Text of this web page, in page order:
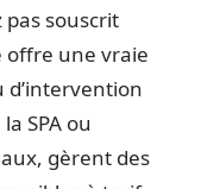
pas souscrit
offre une vraie
d’intervention
SPA ou
gèrent des